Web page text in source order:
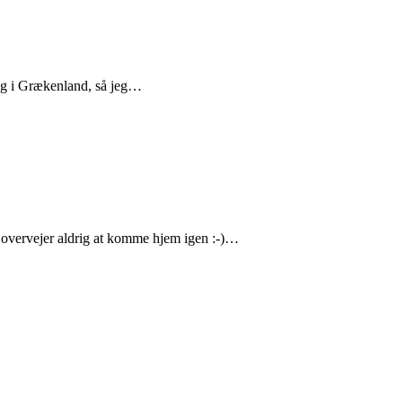
i Grækenland, så jeg…
aldrig at komme hjem igen :-)…